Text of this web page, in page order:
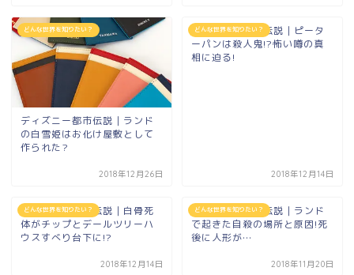
どんな世界を知りたい？
ディズニー都市伝説｜ランド
の白雪姫はお化け屋敷として
作られた?
2018年12月26日
どんな世界を知りたい？
ディズニー都市伝説｜ピータ
ーパンは殺人鬼!?怖い噂の真
相に迫る!
2018年12月14日
どんな世界を知りたい？
ディズニー都市伝説｜白骨死
体がチップとデールツリーハ
ウスすべり台下に!?
2018年12月14日
どんな世界を知りたい？
ディズニー都市伝説｜ランド
で起きた自殺の場所と原因!死
後に人形が…
2018年11月20日